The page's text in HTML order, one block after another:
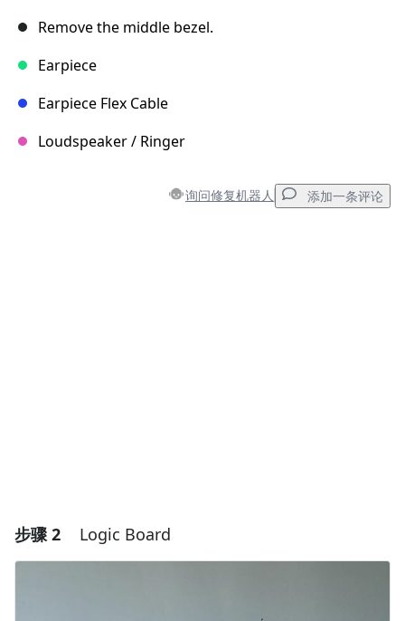
Remove the middle bezel.
Earpiece
Earpiece Flex Cable
Loudspeaker / Ringer
询问修复机器人 添加一条评论
步骤 2 Logic Board